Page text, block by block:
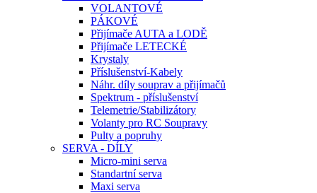
VOLANTOVÉ
PÁKOVÉ
Přijímače AUTA a LODĚ
Přijímače LETECKÉ
Krystaly
Příslušenství-Kabely
Náhr. díly souprav a přijímačů
Spektrum - příslušenství
Telemetrie/Stabilizátory
Volanty pro RC Soupravy
Pulty a popruhy
SERVA - DÍLY
Micro-mini serva
Standartní serva
Maxi serva